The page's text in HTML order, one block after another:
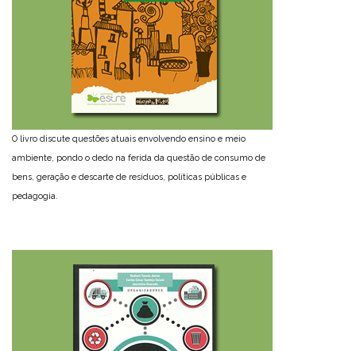
O livro discute questões atuais envolvendo ensino e meio
ambiente, pondo o dedo na ferida da questão de consumo de
bens, geração e descarte de resíduos, políticas públicas e
pedagogia.